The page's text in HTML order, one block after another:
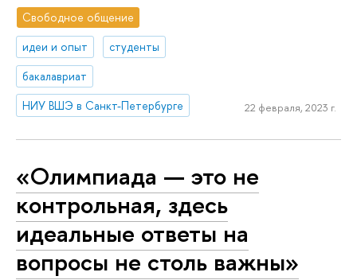
Свободное общение
идеи и опыт
студенты
бакалавриат
НИУ ВШЭ в Санкт-Петербурге
22 февраля, 2023 г.
«Олимпиада — это не
контрольная, здесь
идеальные ответы на
вопросы не столь важны»